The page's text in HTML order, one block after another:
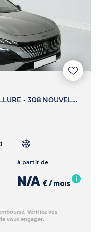
BLUEHDI 130CH S S EAT8 ALLURE - 308 NOUVELLE BLUEHDI 130CH S S EAT8 ALLURE
à partir de
N/A € / mois
Vérifiez vos
vous engager.